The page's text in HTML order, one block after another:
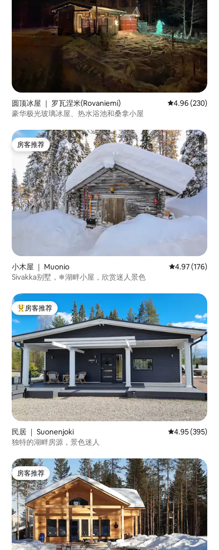
圆顶冰屋 ｜ 罗瓦涅米(Rovaniemi) 平均评分 4.96
4.96 (230)
豪华极光玻璃冰屋、热水浴池和桑拿小屋
房客推荐
房客推荐
小木屋 ｜ Muonio 平均评分 4.97
4.97 (176)
Sivakka别墅，❄湖畔小屋，欣赏迷人景色
热门「房客推荐」
房客推荐
民居 ｜ Suonenjoki 平均评分 4.95
4.95 (395)
独特的湖畔房源，景色迷人
房客推荐
房客推荐